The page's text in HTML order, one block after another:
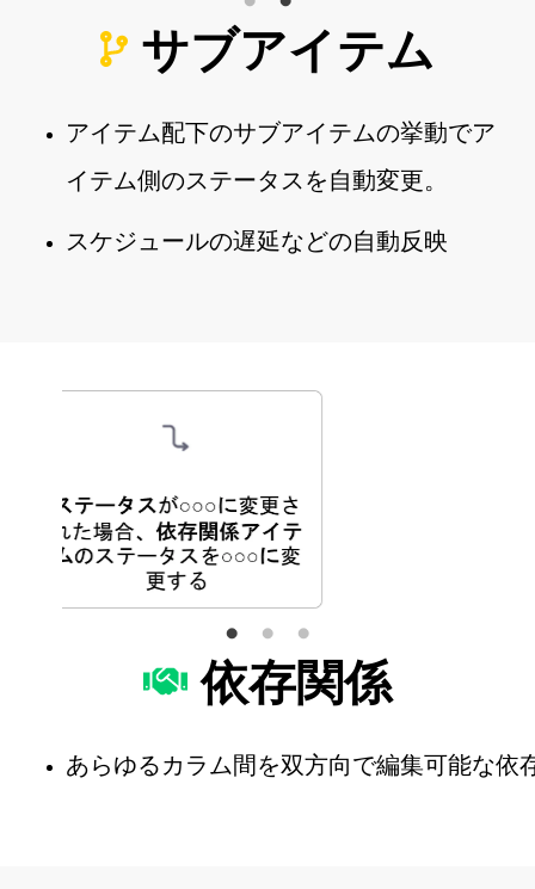
サブアイテム
アイテム配下のサブアイテムの挙動でア
イテム側のステータスを自動変更。
スケジュールの遅延などの自動反映
依存関係
あらゆるカラム間を双方向で編集可能な依